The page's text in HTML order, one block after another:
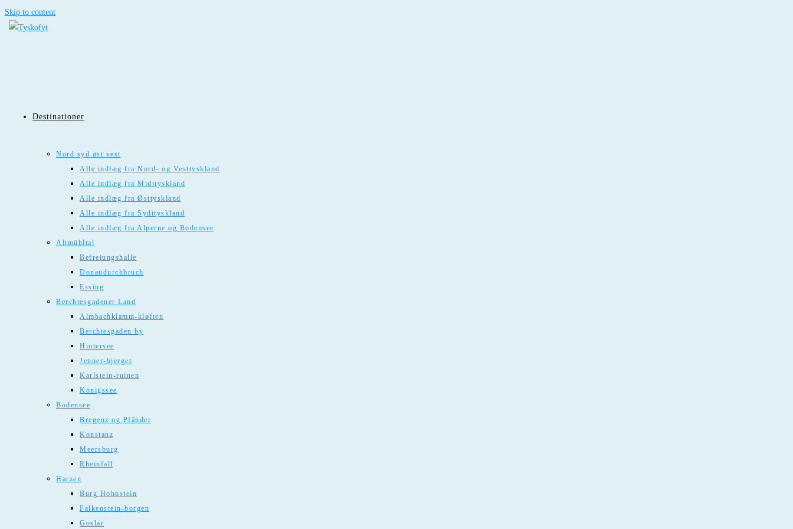
Skip to content
Destinationer
Nord syd øst vest
Alle indlæg fra Nord- og Vesttyskland
Alle indlæg fra Midttyskland
Alle indlæg fra Østtyskland
Alle indlæg fra Sydttyskland
Alle indlæg fra Alperne og Bodensee
Altmühltal
Befreiungshalle
Donaudurchbruch
Essing
Berchtesgadener Land
Almbachklamm-kløften
Berchtesgaden by
Hintersee
Jenner-bjerget
Karlstein-ruinen
Königssee
Bodensee
Bregenz og Pfänder
Konstanz
Meersburg
Rheinfall
Harzen
Burg Hohnstein
Falkenstein-borgen
Goslar